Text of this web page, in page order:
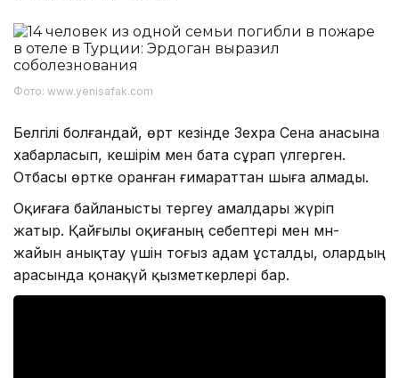
Фото: www.yenisafak.com
Белгілі болғандай, өрт кезінде Зехра Сена анасына
хабарласып, кешірім мен бата сұрап үлгерген.
Отбасы өртке оранған ғимараттан шыға алмады.
Оқиғаға байланысты тергеу амалдары жүріп
жатыр. Қайғылы оқиғаның себептері мен мән-
жайын анықтау үшін тоғыз адам ұсталды, олардың
арасында қонақүй қызметкерлері бар.